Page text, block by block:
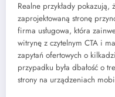
Realne przykłady
zaprojektowaną stronę
firma usługowa, która
witrynę z czytelnym CTA i
zapytań ofertowych o
przypadku była dbałość o
strony na urządzeniach